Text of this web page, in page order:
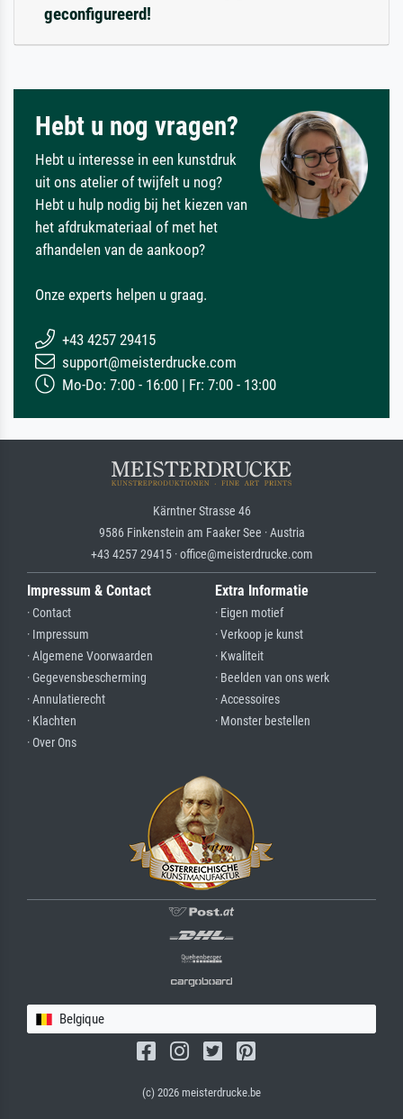
geconfigureerd!
Hebt u nog vragen?
Hebt u interesse in een kunstdruk
uit ons atelier of twijfelt u nog?
Hebt u hulp nodig bij het kiezen van
het afdrukmateriaal of met het
afhandelen van de aankoop?
Onze experts helpen u graag.
+43 4257 29415
support@meisterdrucke.com
Mo-Do: 7:00 - 16:00 | Fr: 7:00 - 13:00
Kärntner Strasse 46
9586 Finkenstein am Faaker See · Austria
+43 4257 29415 · office@meisterdrucke.com
Impressum & Contact
· Contact
· Impressum
· Algemene Voorwaarden
· Gegevensbescherming
· Annulatierecht
· Klachten
· Over Ons
Extra Informatie
· Eigen motief
· Verkoop je kunst
· Kwaliteit
· Beelden van ons werk
· Accessoires
· Monster bestellen
Belgique
(c) 2026 meisterdrucke.be